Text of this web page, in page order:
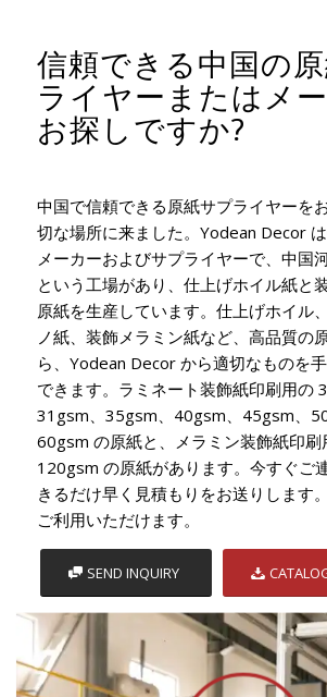
信頼できる中国の
ライヤーまたはメ
お探しですか?
中国で信頼できる原紙サプライヤーを
切な場所に来ました。Yodean Decor
メーカーおよびサプライヤーで、中国
という工場があり、仕上げホイル紙と
原紙を生産しています。仕上げホイル
ノ紙、装飾メラミン紙など、高品質の
ら、Yodean Decor から適切なものを
できます。ラミネート装飾紙印刷用の
31gsm、35gsm、40gsm、45gsm、
60gsm の原紙と、メラミン装飾紙印
120gsm の原紙があります。今すぐご
きるだけ早く見積もりをお送りします
ご利用いただけます。
SEND INQUIRY